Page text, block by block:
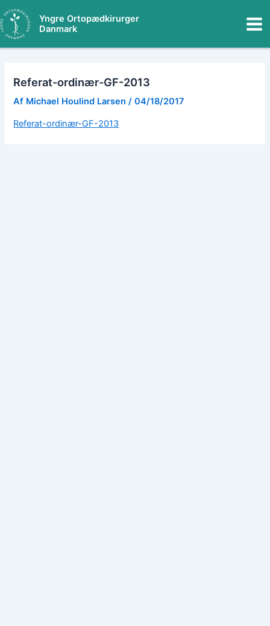
til
indholdet
Yngre Ortopædkirurger
Danmark
Referat-ordinær-GF-2013
Af Michael Houlind Larsen/04/18/2017
Referat-ordinær-GF-2013